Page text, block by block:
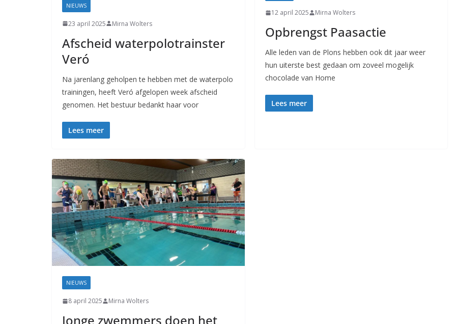
NIEUWS
23 april 2025 Mirna Wolters
Afscheid waterpolotrainster
Veró
Na jarenlang geholpen te hebben met de waterpolo
trainingen, heeft Veró afgelopen week afscheid
genomen. Het bestuur bedankt haar voor
Lees meer
12 april 2025 Mirna Wolters
Opbrengst Paasactie
Alle leden van de Plons hebben ook dit jaar weer
hun uiterste best gedaan om zoveel mogelijk
chocolade van Home
Lees meer
NIEUWS
8 april 2025 Mirna Wolters
Jonge zwemmers doen het